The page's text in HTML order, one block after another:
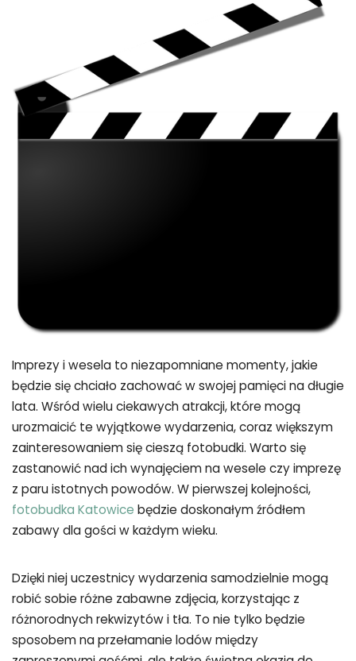
Imprezy i wesela to niezapomniane momenty, jakie
będzie się chciało zachować w swojej pamięci na długie
lata. Wśród wielu ciekawych atrakcji, które mogą
urozmaicić te wyjątkowe wydarzenia, coraz większym
zainteresowaniem się cieszą fotobudki. Warto się
zastanowić nad ich wynajęciem na wesele czy imprezę
z paru istotnych powodów. W pierwszej kolejności,
fotobudka Katowice będzie doskonałym źródłem
zabawy dla gości w każdym wieku.
Dzięki niej uczestnicy wydarzenia samodzielnie mogą
robić sobie różne zabawne zdjęcia, korzystając z
różnorodnych rekwizytów i tła. To nie tylko będzie
sposobem na przełamanie lodów między